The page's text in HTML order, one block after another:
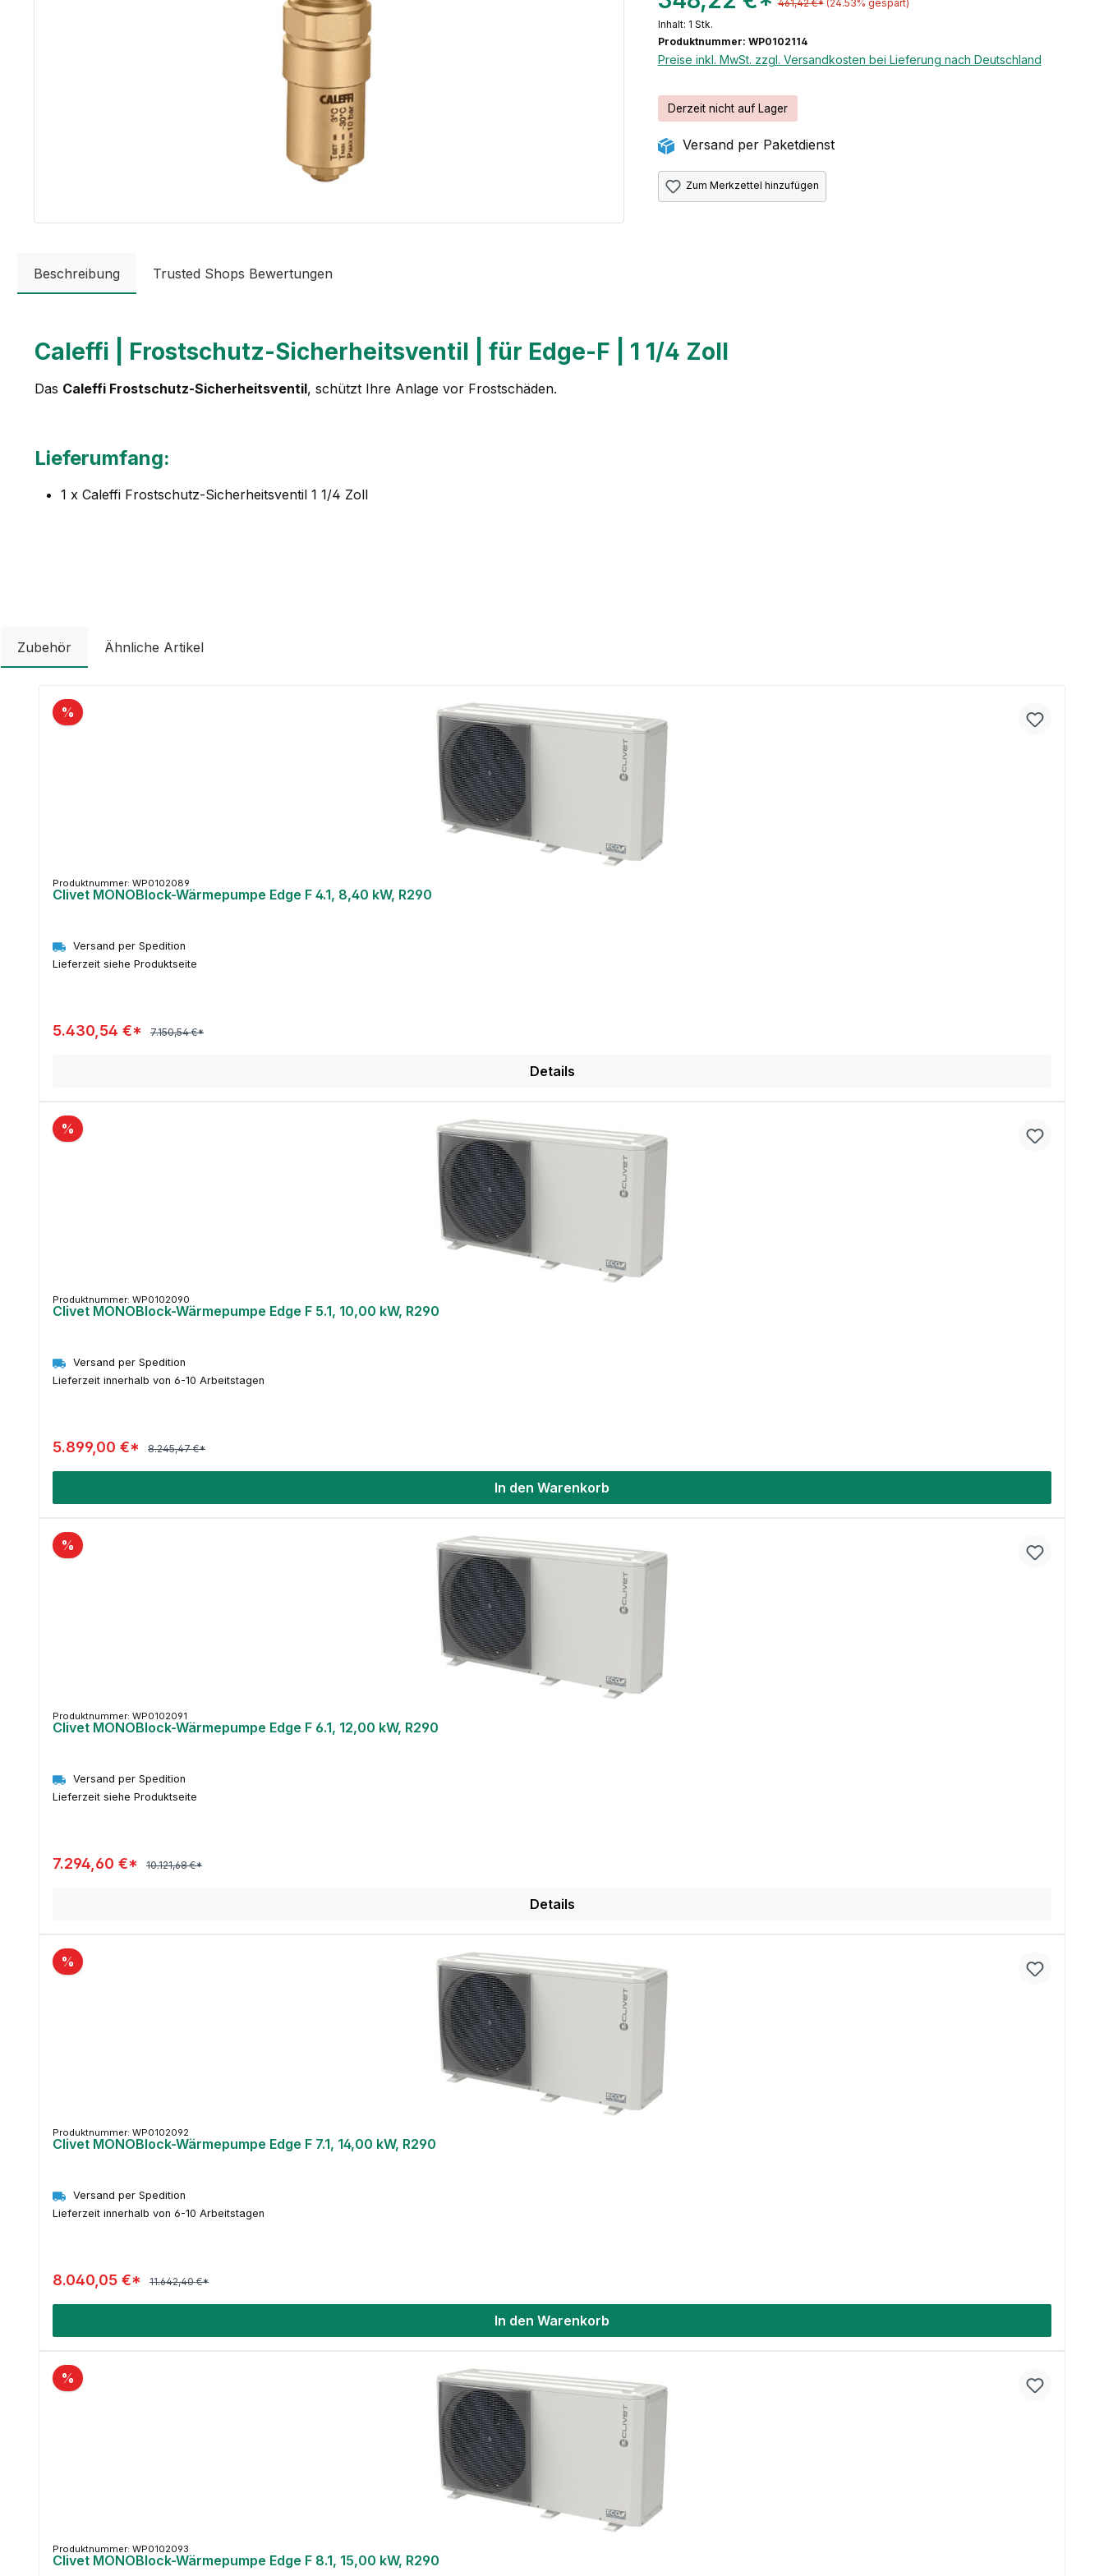
461,42 €* (24.53% gespart)
Inhalt: 1 Stk.
Produktnummer: WP0102114
Preise inkl. MwSt. zzgl. Versandkosten bei Lieferung nach Deutschland
Derzeit nicht auf Lager
Versand per Paketdienst
Zum Merkzettel hinzufügen
Beschreibung Trusted Shops Bewertungen
Caleffi | Frostschutz-Sicherheitsventil | für Edge-F | 1 1/4 Zoll
Das Caleffi Frostschutz-Sicherheitsventil, schützt Ihre Anlage vor Frostschäden.
Lieferumfang:
1 x Caleffi Frostschutz-Sicherheitsventil 1 1/4 Zoll
Zubehör Ähnliche Artikel
%
Produktnummer: WP0102089
Clivet MONOBlock-Wärmepumpe Edge F 4.1, 8,40 kW, R290
Versand per Spedition
Lieferzeit siehe Produktseite
5.430,54 €* 7.150,54 €*
Details
%
Produktnummer: WP0102090
Clivet MONOBlock-Wärmepumpe Edge F 5.1, 10,00 kW, R290
Versand per Spedition
Lieferzeit innerhalb von 6-10 Arbeitstagen
5.899,00 €* 8.245,47 €*
In den Warenkorb
%
Produktnummer: WP0102091
Clivet MONOBlock-Wärmepumpe Edge F 6.1, 12,00 kW, R290
Versand per Spedition
Lieferzeit siehe Produktseite
7.294,60 €* 10.121,68 €*
Details
%
Produktnummer: WP0102092
Clivet MONOBlock-Wärmepumpe Edge F 7.1, 14,00 kW, R290
Versand per Spedition
Lieferzeit innerhalb von 6-10 Arbeitstagen
8.040,05 €* 11.642,40 €*
In den Warenkorb
%
Produktnummer: WP0102093
Clivet MONOBlock-Wärmepumpe Edge F 8.1, 15,00 kW, R290